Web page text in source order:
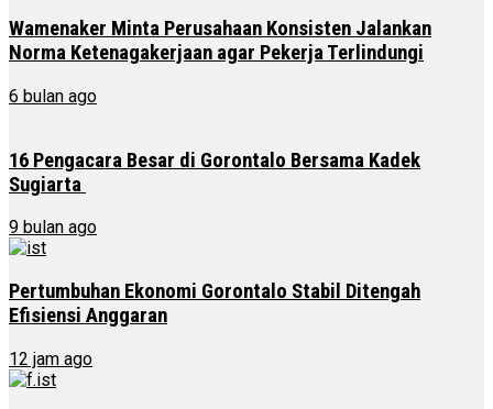
Wamenaker Minta Perusahaan Konsisten Jalankan
Norma Ketenagakerjaan agar Pekerja Terlindungi
6 bulan ago
16 Pengacara Besar di Gorontalo Bersama Kadek
Sugiarta
9 bulan ago
Pertumbuhan Ekonomi Gorontalo Stabil Ditengah
Efisiensi Anggaran
12 jam ago